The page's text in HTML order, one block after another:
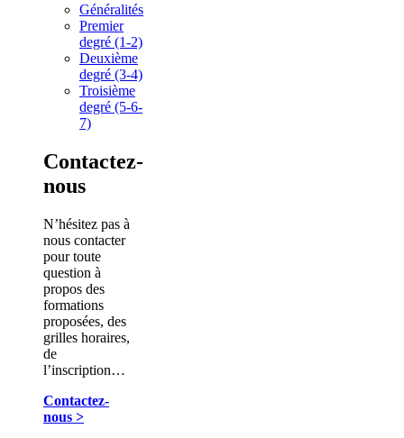
Généralités
Premier
degré (1-2)
Deuxième
degré (3-4)
Troisième
degré (5-6-
7)
Contactez-
nous
N’hésitez pas à
nous contacter
pour toute
question à
propos des
formations
proposées, des
grilles horaires,
de
l’inscription…
Contactez-
nous >